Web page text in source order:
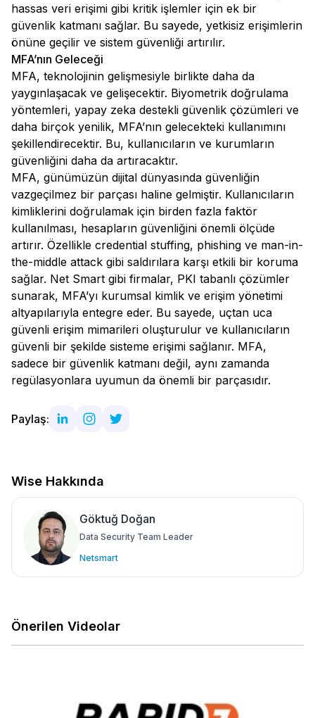
hassas veri erişimi gibi kritik işlemler için ek bir
güvenlik katmanı sağlar. Bu sayede, yetkisiz erişimlerin
önüne geçilir ve sistem güvenliği artırılır.
MFA’nın Geleceği
MFA, teknolojinin gelişmesiyle birlikte daha da
yaygınlaşacak ve gelişecektir. Biyometrik doğrulama
yöntemleri, yapay zeka destekli güvenlik çözümleri ve
daha birçok yenilik, MFA’nın gelecekteki kullanımını
şekillendirecektir. Bu, kullanıcıların ve kurumların
güvenliğini daha da artıracaktır.
MFA, günümüzün dijital dünyasında güvenliğin
vazgeçilmez bir parçası haline gelmiştir. Kullanıcıların
kimliklerini doğrulamak için birden fazla faktör
kullanılması, hesapların güvenliğini önemli ölçüde
artırır. Özellikle credential stuffing, phishing ve man-in-
the-middle attack gibi saldırılara karşı etkili bir koruma
sağlar. Net Smart gibi firmalar, PKI tabanlı çözümler
sunarak, MFA’yı kurumsal kimlik ve erişim yönetimi
altyapılarıyla entegre eder. Bu sayede, uçtan uca
güvenli erişim mimarileri oluşturulur ve kullanıcıların
güvenli bir şekilde sisteme erişimi sağlanır. MFA,
sadece bir güvenlik katmanı değil, aynı zamanda
regülasyonlara uyumun da önemli bir parçasıdır.
Paylaş:
Wise Hakkında
Göktuğ Doğan
Data Security Team Leader
Netsmart
Önerilen Videolar